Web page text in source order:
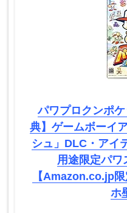
パワプロクンポ
典】ゲームボーイ
シュ」DLC・アイ
用途限定パワ
【Amazon.co.jp
ホ